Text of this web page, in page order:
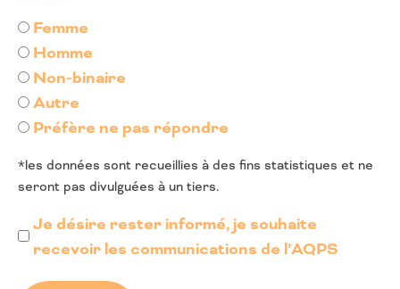
Genre
Femme
Homme
Non-binaire
Autre
Préfère ne pas répondre
*les données sont recueillies à des fins statistiques et ne
seront pas divulguées à un tiers.
Je désire rester informé, je souhaite
recevoir les communications de l’AQPS